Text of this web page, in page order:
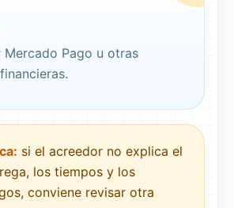
Mercado Pago u otras
si el acreedor no explica el
los tiempos y los
conviene revisar otra